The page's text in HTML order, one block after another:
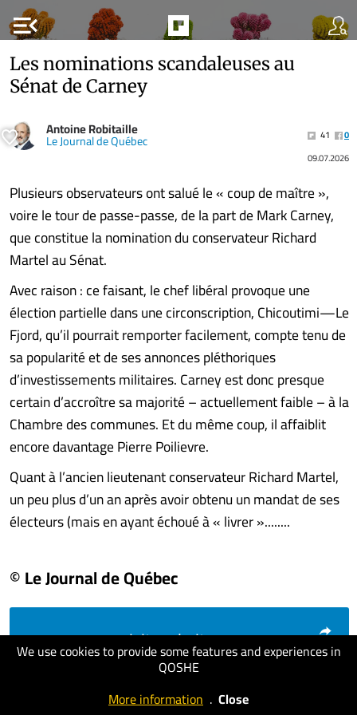
menu_open
We use cookies to provide some features and experiences in
QOSHE
More information . Close
Les nominations scandaleuses au
Sénat de Carney
Antoine Robitaille
Le Journal de Québec 41
0
09.07.2026
Plusieurs observateurs ont salué le « coup de maître »,
voire le tour de passe-passe, de la part de Mark Carney,
que constitue la nomination du conservateur Richard
Martel au Sénat.
Avec raison : ce faisant, le chef libéral provoque une
élection partielle dans une circonscription, Chicoutimi—Le
Fjord, qu’il pourrait remporter facilement, compte tenu de
sa popularité et de ses annonces pléthoriques
d’investissements militaires. Carney est donc presque
certain d’accroître sa majorité – actuellement faible – à la
Chambre des communes. Et du même coup, il affaiblit
encore davantage Pierre Poilievre.
Quant à l’ancien lieutenant conservateur Richard Martel,
un peu plus d’un an après avoir obtenu un mandat de ses
électeurs (mais en ayant échoué à « livrer »........
© Le Journal de Québec
visit website